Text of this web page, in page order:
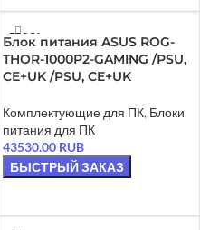
ПРОДА
НО
Блок питания ASUS ROG-
THOR-1000P2-GAMING /PSU,
CE+UK /PSU, CE+UK
Комплектующие для ПК, Блоки
питания для ПК
43530.00 RUB
БЫСТРЫЙ ЗАКАЗ